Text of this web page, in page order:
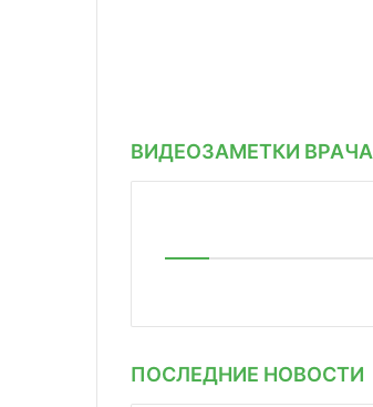
ВИДЕОЗАМЕТКИ ВРАЧА
ПОСЛЕДНИЕ НОВОСТИ